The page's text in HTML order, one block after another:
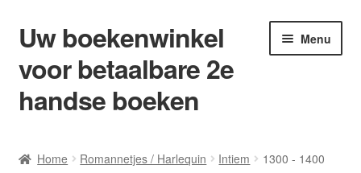
Ga
door
naar
navigatie
Ga
naar
de
inhoud
Uw boekenwinkel
voor betaalbare 2e
handse boeken
Menu
Home Romannetjes / Harlequin Intiem 1300 - 1400